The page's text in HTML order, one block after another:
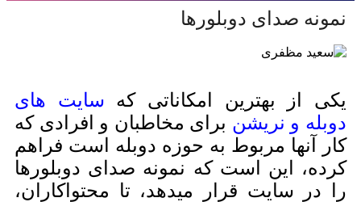
صدای دوبلورها
از بهترین امکاناتی که سایت های
و نریشنبرای مخاطبان و افرادی که
آنها مربوط به حوزه دوبله است فراهم
این است که نمونه صدای دوبلورها
در سایت قرار میدهد، تا محتواکاران،